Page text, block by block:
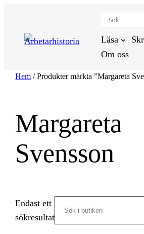
innehåll
Läsa
Om oss
Hem / Produkter märkta ”Margareta
Margareta
Svensson
Endast ett
sökresultat